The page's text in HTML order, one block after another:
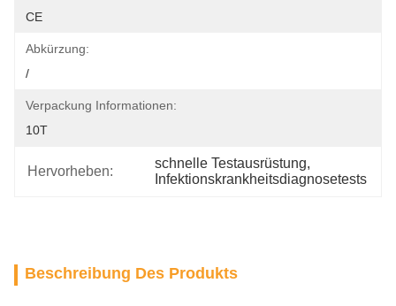
CE
Abkürzung:
/
Verpackung Informationen:
10T
Hervorheben:
schnelle Testausrüstung,
Infektionskrankheitsdiagnosetests
Beschreibung Des Produkts